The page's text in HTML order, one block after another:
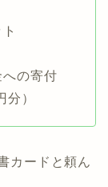
の寄付
）
カードと頼ん